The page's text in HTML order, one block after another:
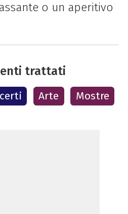
o un aperitivo
trattati
Arte Mostre